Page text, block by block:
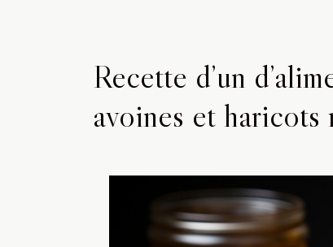
Recette d’un
avoines et haricots